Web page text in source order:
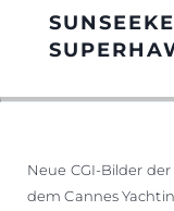
Neue CGI-Bilder
dem Cannes